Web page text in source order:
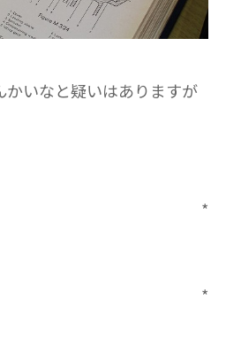
いなと疑いはありますが
*
*